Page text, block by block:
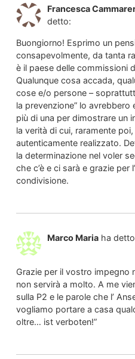
Francesca
detto:
Buongiorno! Esprimo un
consapevolmente, da tanta
è il paese delle commissioni
Qualunque cosa accada,
cose e/o persone –
la prevenzione” lo
più di una per dimostrare un
la verità di cui, raramente
autenticamente realizzato.
la determinazione nel voler
che c’è e ci sarà e grazie per
condivisione.
Marco Maria ha
Grazie per il vostro impegno
non servirà a molto. A me
sulla P2 e le parole che l’
vogliamo portare a casa
oltre… ist verboten!”